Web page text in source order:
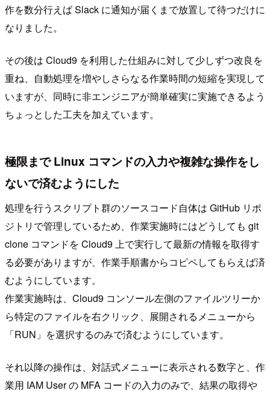
作を数分行えば Slack に通知が届くまで放置して待つだけに
なりました。
その後は Cloud9 を利用した仕組みに対して少しずつ改良を
重ね、自動処理を増やしさらなる作業時間の短縮を実現して
いますが、同時に非エンジニアが簡単確実に実施できるよう
ちょっとした工夫を加えています。
極限まで Linux コマンドの入力や複雑な操作をし
ないで済むようにした
処理を行うスクリプト群のソースコード自体は GitHub リポ
ジトリで管理しているため、作業実施時にはどうしても git
clone コマンドを Cloud9 上で実行して最新の情報を取得す
る必要がありますが、作業手順書からコピペしてもらえば済
むようにしています。
作業実施時は、Cloud9 コンソール左側のファイルツリーか
ら特定のファイルを右クリック、展開されるメニューから
「RUN」を選択するのみで済むようにしています。
それ以降の操作は、対話式メニューに表示される数字と、作
業用 IAM User の MFA コードの入力のみで、結果の取得や